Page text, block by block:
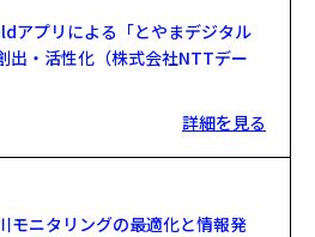
アプリによる「とやまデジタル
出・活性化（株式会社NTTデー
詳細を見る
モニタリングの最適化と情報発